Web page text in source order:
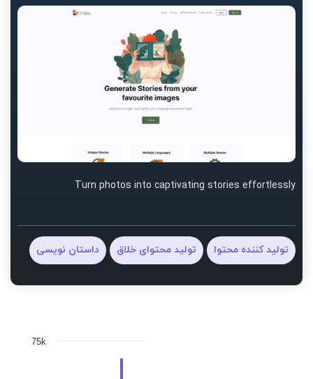
Turn photos into captivating stories effortlessly
تولید کننده محتوا تولید محتوای خلاق داستان نویسی
75k